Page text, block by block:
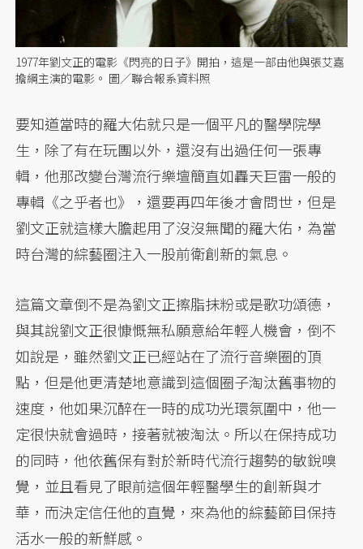
1977年劉文正的電影《閃亮的日子》開拍，這是一部由他與張艾嘉
擔綱主演的電影。 圖／聯合報系資料照
要知道當時的羅大佑就只是一個平凡的醫學院學
生，除了有在玩團以外，還沒有出過任何一張專
輯，他那改變台灣流行樂壇簡直如轟天巨雷一般的
專輯《之乎者也》，還要再四年後才會問世，但是
劉文正就這樣大膽起用了沒沒無聞的羅大佑，為當
時台灣的綜藝圈注入一股前衛創新的氣息。
這篇文章倒不是為劉文正擦脂抹粉或是歌功頌德，
與其說劉文正很慷慨無私願意給年輕人機會，倒不
如說是，雖然劉文正已經站在了流行音樂圈的頂
點，但是他更清楚地意識到這個圈子淘汰舊事物的
速度，他如果沉醉在一時的成功光環氛圍中，他一
定很快就會過時，接著就被淘汰。所以在保持成功
的同時，他依舊保有對於新時代流行趨勢的敏銳嗅
覺，並且看見了眼前這個年輕醫學生的創新與才
華，而決定信任他的直覺，來為他的綜藝節目保持
活水一般的新鮮感。